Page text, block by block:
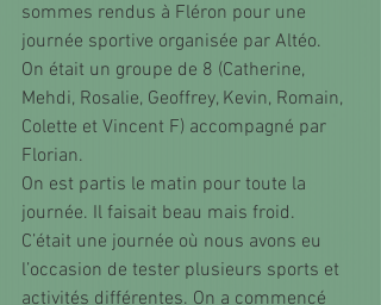
sommes rendus à Fléron pour une
journée sportive organisée par Altéo.
On était un groupe de 8 (Catherine,
Mehdi, Rosalie, Geoffrey, Kevin, Romain,
Colette et Vincent F) accompagné par
Florian.
On est partis le matin pour toute la
journée. Il faisait beau mais froid.
C’était une journée où nous avons eu
l’occasion de tester plusieurs sports et
activités différentes. On a commencé